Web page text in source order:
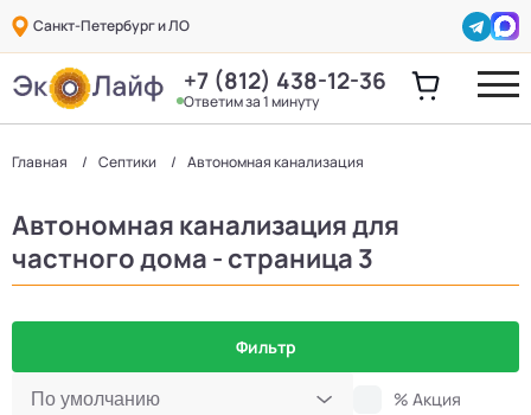
Санкт-Петербург и ЛО
+7 (812) 438-12-36
Ответим за 1 минуту
Главная Септики Автономная канализация
Автономная канализация для
частного дома - страница 3
Фильтр
% Акция